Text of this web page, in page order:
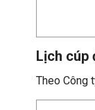
Lịch cúp
Theo Công